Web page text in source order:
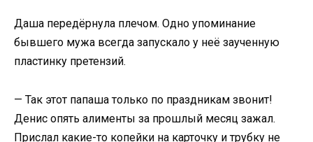
Даша передёрнула плечом. Одно упоминание
бывшего мужа всегда запускало у неё заученную
пластинку претензий.
— Так этот папаша только по праздникам звонит!
Денис опять алименты за прошлый месяц зажал.
Прислал какие-то копейки на карточку и трубку не